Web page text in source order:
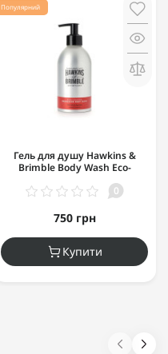
Популярний
Гель для душу Hawkins &
Brimble Body Wash Eco-
0
750 грн
Купити